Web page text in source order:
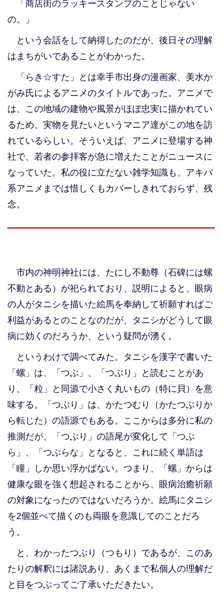
「商店街のラッキースタンプのことじゃない
の。」
という会話をして納得したのだが、後日その理解
はまちがいであることがわかった。
「らき☆すた」とは幸手市出身の漫画家、美水か
がみ氏によるアニメのタイトルであった。アニメで
は、この地域の建物や風景がほぼ忠実に描かれてい
るため、実物を見たいというマニア達がこの地を訪
れているらしい。そういえば、アニメに登場する神
社で、若者の参拝客が急に増えたことがニュースに
なっていた。私の役に立たない雑学知識も、アキバ
系アニメまでは惜しくもカバーしきれておらず、残
念。
市内の神明神社には、たにし不動尊（石碑には螺
不動とある）が祀られており、説明によると、眼病
の人がタニシを描いた絵馬を奉納して祈願すればご
利益があるとのことなのだが、タニシがどうして眼
病に効くのだろうか、という疑問が湧く。
というわけで調べてみた。タニシを漢字で書いた
「螺」は、「つぶ」、「つぶり」と読むことがあ
り、「粒」と同源で小さく丸いもの（特に貝）を意
味する。「つぶり」は、かたつむり（かたつぶりか
ら転じた）の語源でもある。ここからは多分に私の
推測だが、「つぶり」の語尾が変化して「つぶ
ら」、「つぶらな」となると、これに続く単語は
「瞳」しか思い浮かばない。つまり、「螺」からは
健康な眼を強く想起されることから、眼病治癒祈願
の対象になったのではないだろうか。絵馬にタニシ
を2個並べて描くのも両眼を意識してのことだろ
う。
と、わかったつぶり（つもり）であるが、このあ
たりの解釈には諸説あり、あくまで私個人の理解だ
と目をつぶってご了承いただきたい。